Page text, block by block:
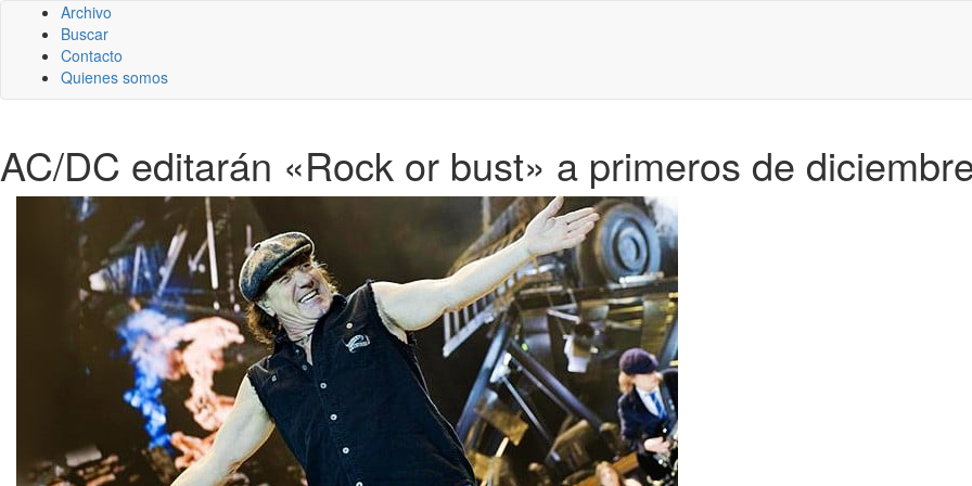
Archivo
Buscar
Contacto
Quienes somos
AC/DC editarán «Rock or bust» a primeros de